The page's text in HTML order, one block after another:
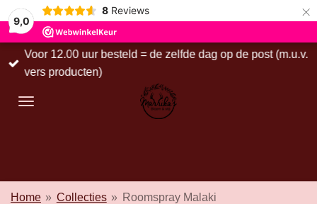
9,0
8 Reviews ×
Voor 12.00 uur besteld = de zelfde dag op de post (m.u.v.
vers producten)
Home » Collecties » Roomspray Malaki